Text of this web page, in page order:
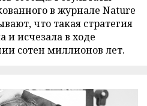
в журнале Nature
что такая стратегия
и исчезала в ходе
сотен миллионов лет.